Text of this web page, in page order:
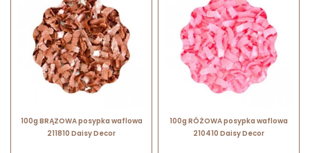
100g BRĄZOWA posypka waflowa
211810 Daisy Decor
100g RÓŻOWA posypka waflowa
210410 Daisy Decor